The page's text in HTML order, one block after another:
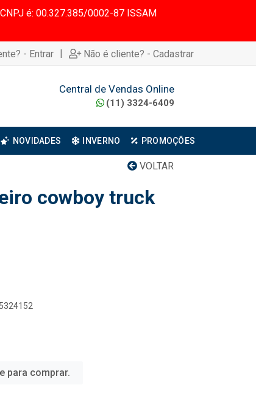
é: 00.327.385/0002-87 ISSAM
- Entrar | Não é cliente? - Cadastrar
Central de Vendas Online
(11) 3324-6409
NOVIDADES INVERNO PROMOÇÕES
VOLTAR
cowboy truck
para comprar.